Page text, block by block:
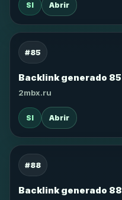
SI Abrir
#85
Backlink generado 85
2mbx.ru
SI Abrir
#88
Backlink generado 88